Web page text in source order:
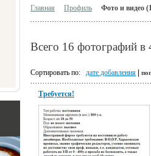
Главная Профиль Фото и видео
Всего 16 фотографий в
Сортировать по: дате добавления
Требуется!